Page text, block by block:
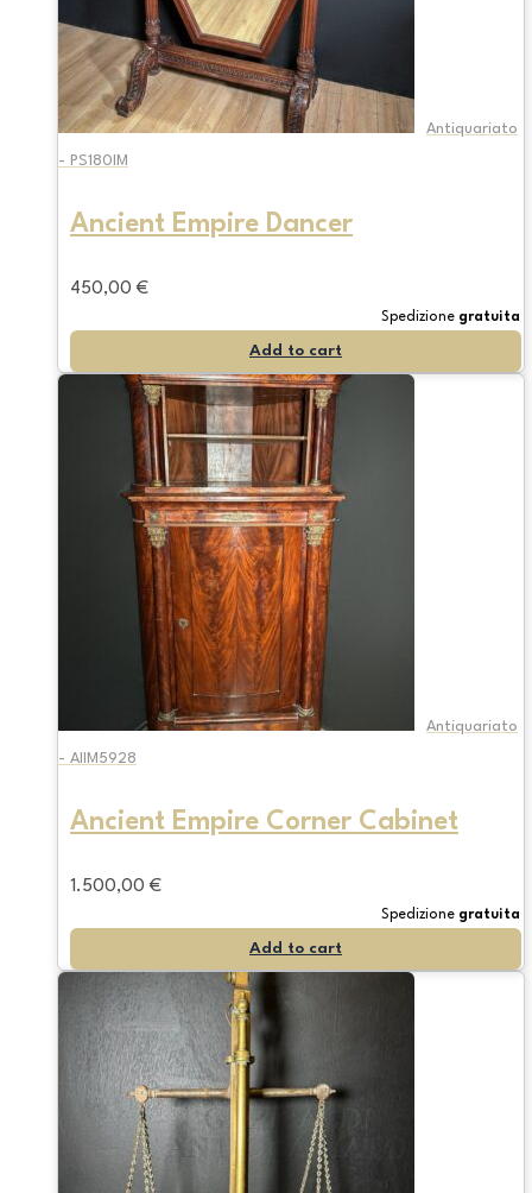
Antiquariato
- PS180IM
Ancient Empire Dancer
450,00 €
Spedizione gratuita
Add to cart
Antiquariato
- AIIM5928
Ancient Empire Corner Cabinet
1.500,00 €
Spedizione gratuita
Add to cart